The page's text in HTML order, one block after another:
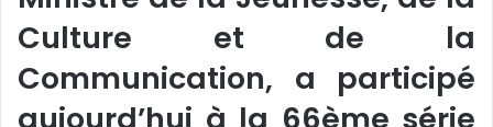
Culture et de la
Communication, a participé